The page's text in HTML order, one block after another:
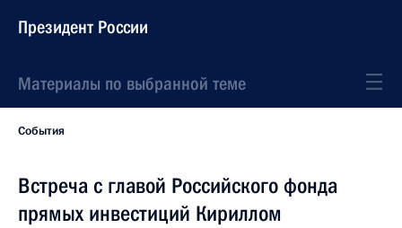
Президент России
Материалы по выбранной теме
События
Встреча с главой Российского фонда
прямых инвестиций Кириллом